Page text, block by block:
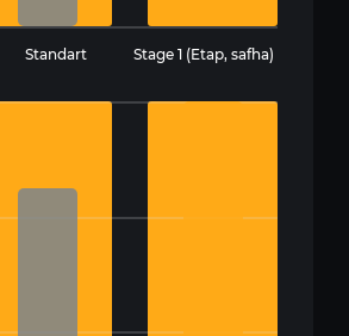
Standart Stage 1 (Etap, safha)